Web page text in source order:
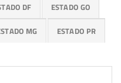
DF ESTADO GO
MG ESTADO PR